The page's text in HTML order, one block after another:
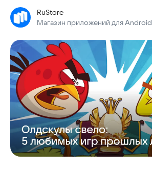
RuStore
Магазин приложений для Android